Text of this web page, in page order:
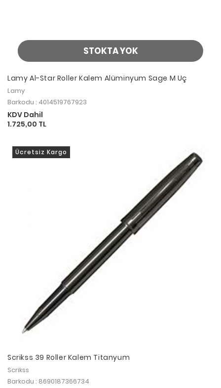
STOKTA YOK
Lamy Al-Star Roller Kalem Alüminyum Sage M Uç
Lamy
Barkodu : 4014519767923
KDV Dahil
1.725,00 TL
Ücretsiz Kargo
Scrikss 39 Roller Kalem Titanyum
Scrikss
Barkodu : 8690187366734